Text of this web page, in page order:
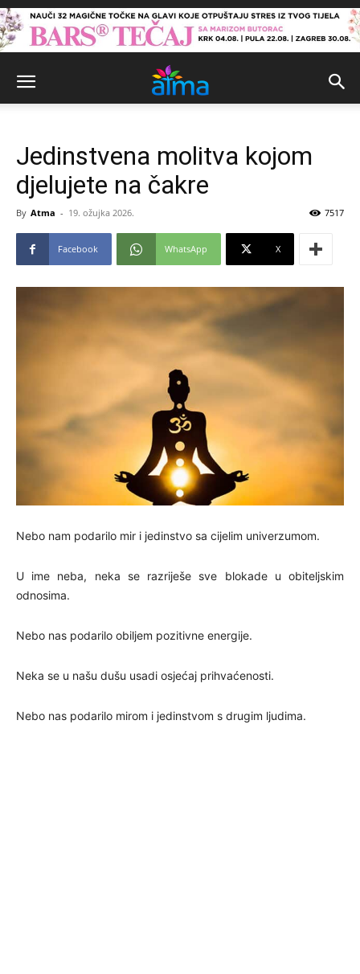
Jedinstvena molitva kojom
djelujete na čakre
By Atma - 19. ožujka 2026. 7517
Facebook WhatsApp X
Nebo nam podarilo mir i jedinstvo sa cijelim univerzumom.
U ime neba, neka se razriješe sve blokade u obiteljskim
odnosima.
Nebo nas podarilo obiljem pozitivne energije.
Neka se u našu dušu usadi osjećaj prihvaćenosti.
Nebo nas podarilo mirom i jedinstvom s drugim ljudima.